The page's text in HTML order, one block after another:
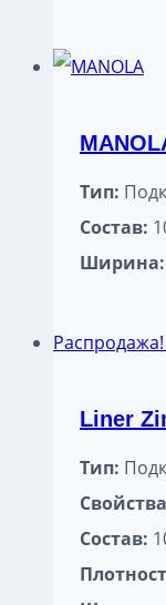
Тип:
Состав:
Ширина:
Распродажа!
Liner
Тип:
Состав: